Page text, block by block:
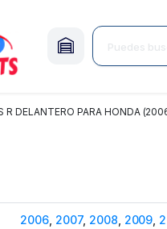
R DELANTERO PARA HONDA
2006, 2007, 2008 2009